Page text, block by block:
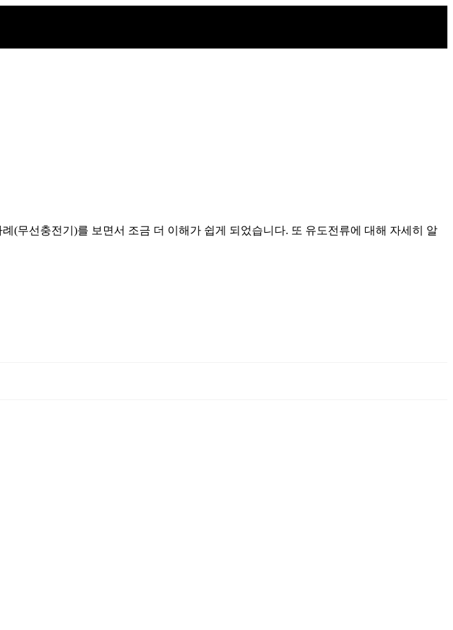
(무선충전기)를 보면서 조금 더 이해가 쉽게 되었습니다. 또 유도전류에 대해 자세히 알